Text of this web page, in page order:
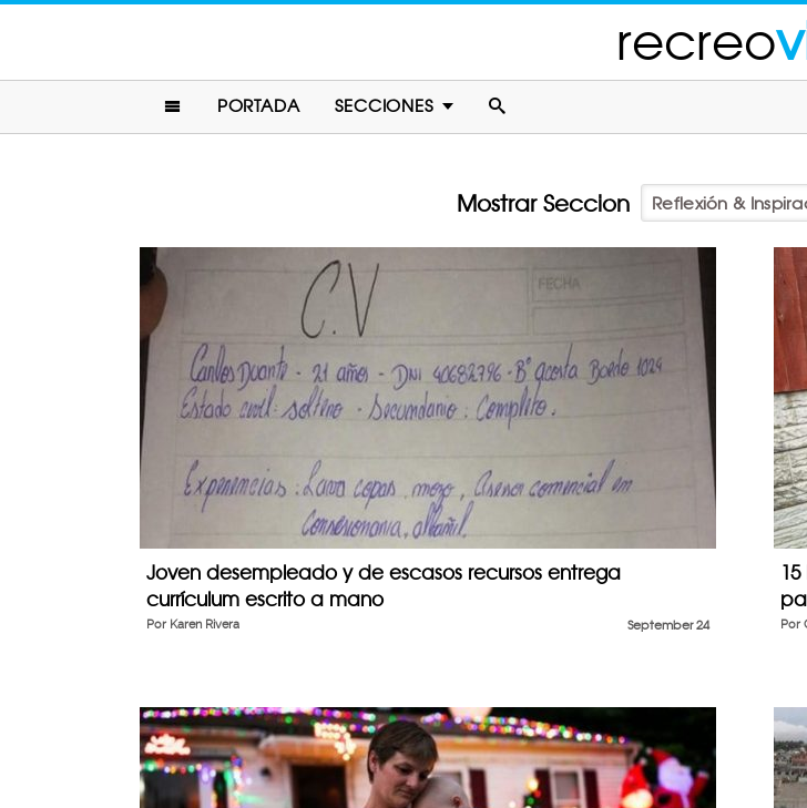
recreo
PORTADA SECCIONES
Mostrar Seccion
Joven desempleado y de escasos recursos entrega
currículum escrito a mano
September 24
Por Karen Rivera Por